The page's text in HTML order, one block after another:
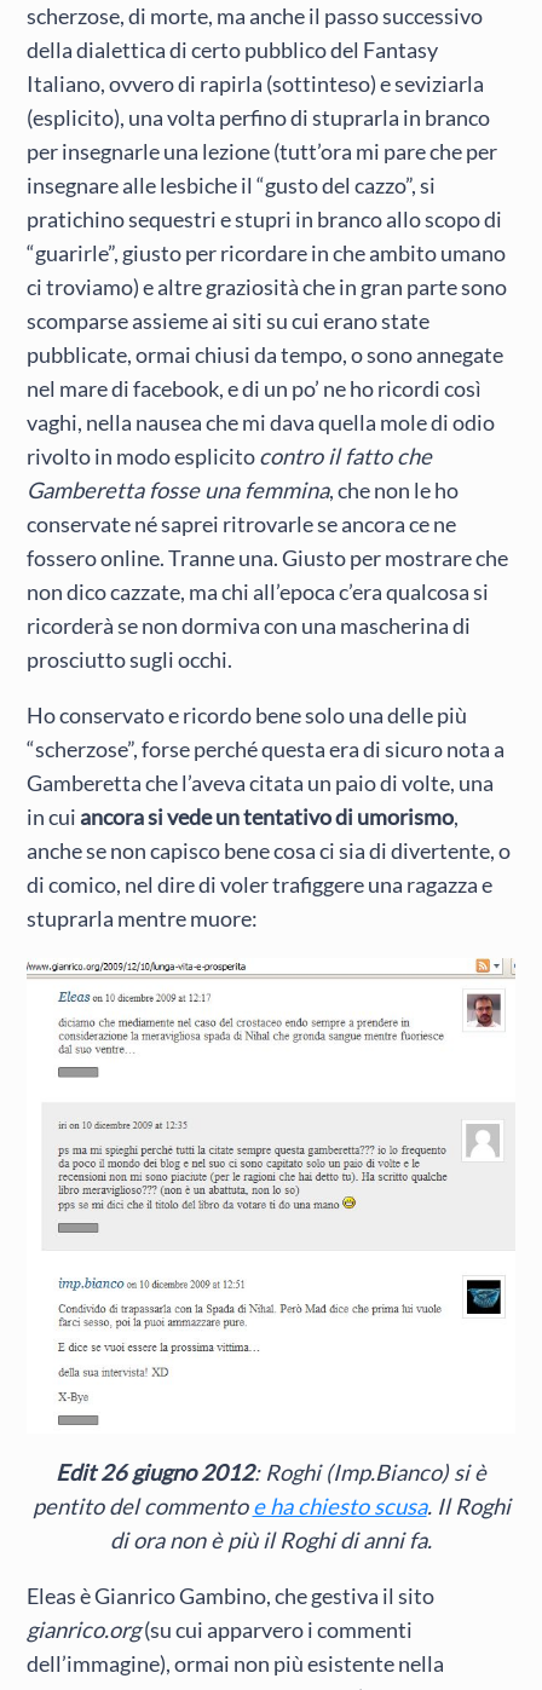
scherzose, di morte, ma anche il passo successivo
della dialettica di certo pubblico del Fantasy
Italiano, ovvero di rapirla (sottinteso) e seviziarla
(esplicito), una volta perfino di stuprarla in branco
per insegnarle una lezione (tutt’ora mi pare che per
insegnare alle lesbiche il “gusto del cazzo”, si
pratichino sequestri e stupri in branco allo scopo di
“guarirle”, giusto per ricordare in che ambito umano
ci troviamo) e altre graziosità che in gran parte sono
scomparse assieme ai siti su cui erano state
pubblicate, ormai chiusi da tempo, o sono annegate
nel mare di facebook, e di un po’ ne ho ricordi così
vaghi, nella nausea che mi dava quella mole di odio
rivolto in modo esplicitocontro il fatto che
Gamberetta fosse una femmina, che non le ho
conservate né saprei ritrovarle se ancora ce ne
fossero online. Tranne una. Giusto per mostrare che
non dico cazzate, ma chi all’epoca c’era qualcosa si
ricorderà se non dormiva con una mascherina di
prosciutto sugli occhi.
Ho conservato e ricordo bene solo una delle più
“scherzose”, forse perché questa era di sicuro nota a
Gamberetta che l’aveva citata un paio di volte, una
in cuiancora si vede un tentativo di umorismo,
anche se non capisco bene cosa ci sia di divertente, o
di comico, nel dire di voler trafiggere una ragazza e
stuprarla mentre muore:
Edit 26 giugno 2012: Roghi (Imp.Bianco) si è
pentito del commentoe ha chiesto scusa. Il Roghi
di ora non è più il Roghi di anni fa.
Eleas è Gianrico Gambino, che gestiva il sito
gianrico.org(su cui apparvero i commenti
dell’immagine), ormai non più esistente nella